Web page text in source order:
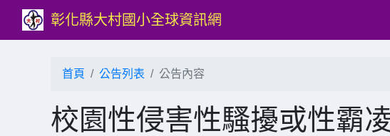
彰化縣大村國小全球資訊網
首頁 公告列表 公告內容
校園性侵害性騷擾或性霸